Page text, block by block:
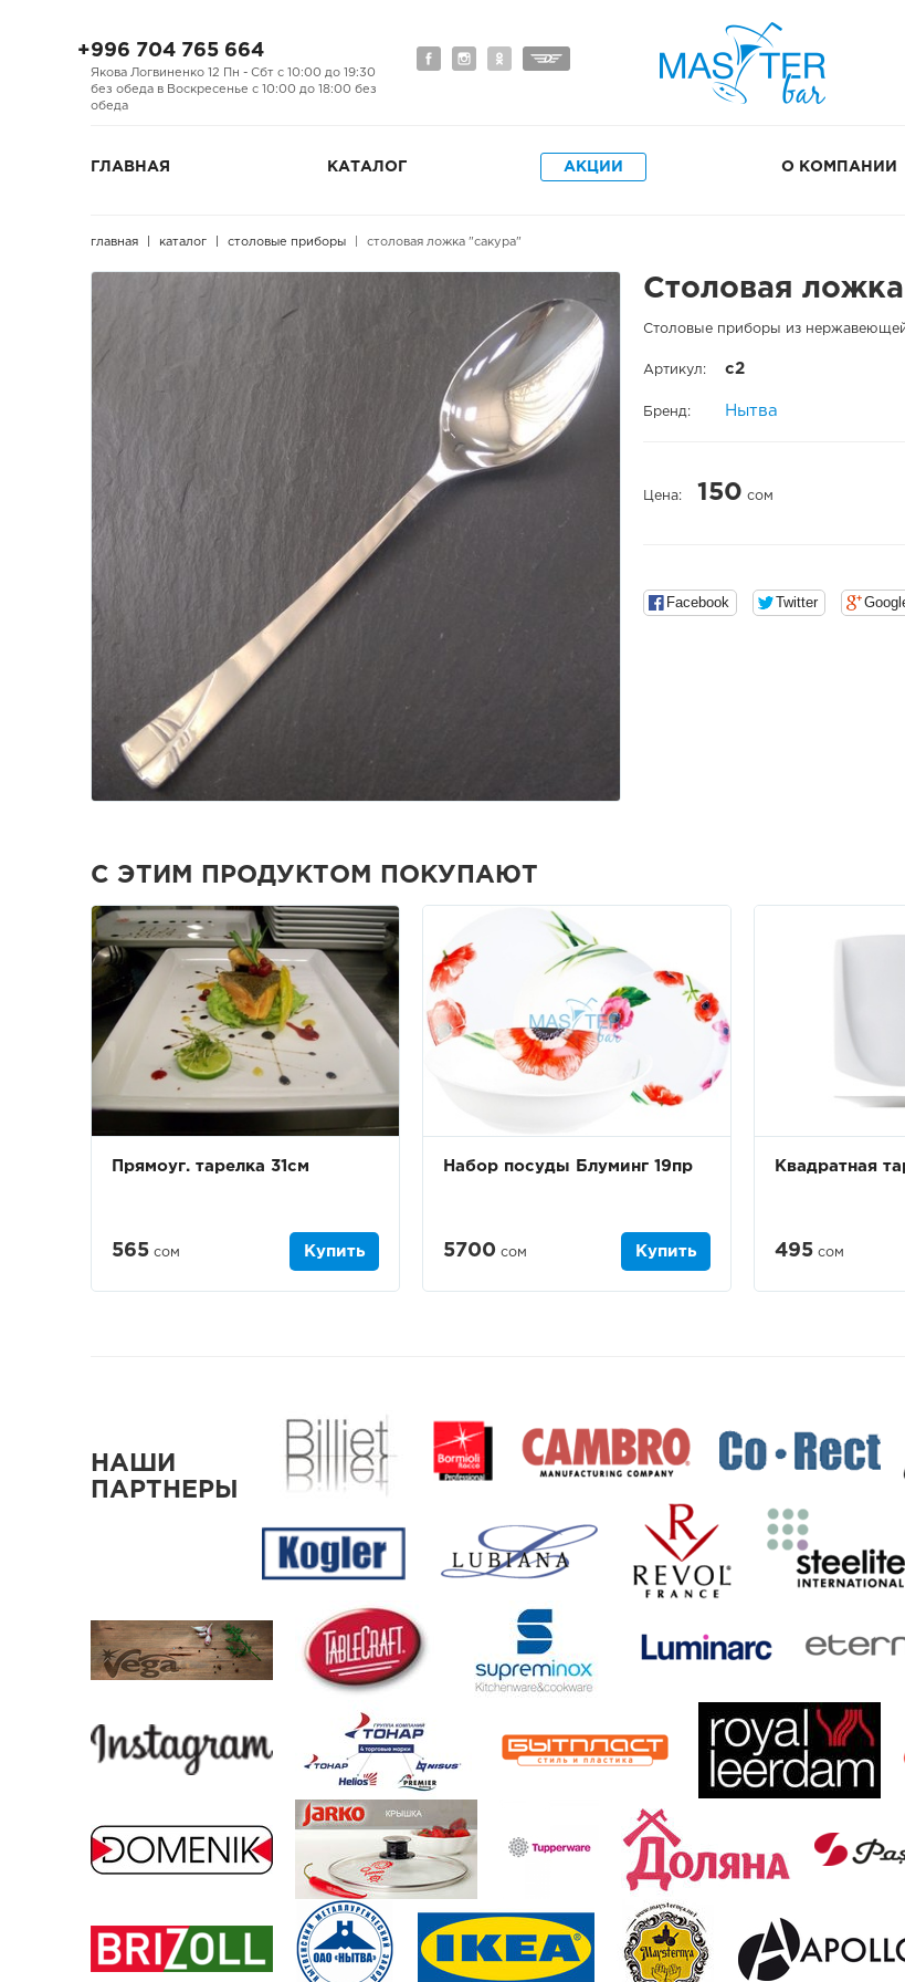
+996 704 765 664
Якова Логвиненко 12 Пн - Сбт с 10:00 до 19:30
без обеда в Воскресенье с 10:00 до 18:00 без
обеда
ГЛАВНАЯ КАТАЛОГ АКЦИИ О КОМПАНИИ
главная каталог столовые приборы столовая ложка "сакура"
Столовая
Столовые приборы из
Артикул: с2
Бренд: Нытва
Цена: 150 сом
Facebook Twitter
С ЭТИМ ПРОДУКТОМ ПОКУПАЮТ
Прямоуг. тарелка 31см
565 сом Купить
Набор посуды Блуминг 19пр
5700 сом Купить
Квадратная
495 сом
НАШИ
ПАРТНЕРЫ